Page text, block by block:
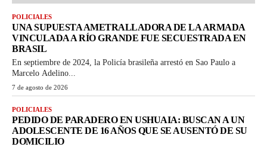
POLICIALES
UNA SUPUESTA AMETRALLADORA DE LA ARMADA
VINCULADA A RÍO GRANDE FUE SECUESTRADA EN
BRASIL
En septiembre de 2024, la Policía brasileña arrestó en Sao Paulo a
Marcelo Adelino...
7 de agosto de 2026
POLICIALES
PEDIDO DE PARADERO EN USHUAIA: BUSCAN A UN
ADOLESCENTE DE 16 AÑOS QUE SE AUSENTÓ DE SU
DOMICILIO